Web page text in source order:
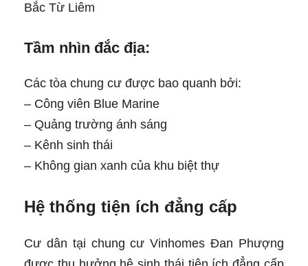
Bắc Từ Liêm
Tầm nhìn đắc địa:
Các tòa chung cư được bao quanh bởi:
– Công viên Blue Marine
– Quảng trường ánh sáng
– Kênh sinh thái
– Không gian xanh của khu biệt thự
Hệ thống tiện ích đẳng cấp
Cư dân tại chung cư Vinhomes Đan Phượng